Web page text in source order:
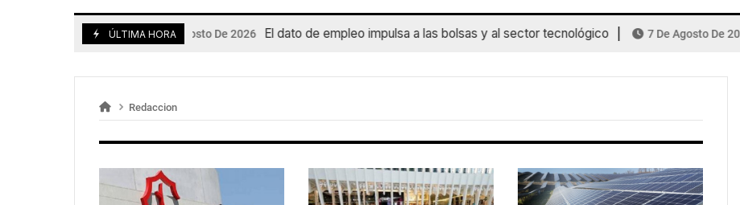
ÚLTIMA HORA
7 De Agosto De 2026 El dato de empleo impulsa a las bolsas y al sector tecnológico 7 De Agosto De 2026
Redaccion